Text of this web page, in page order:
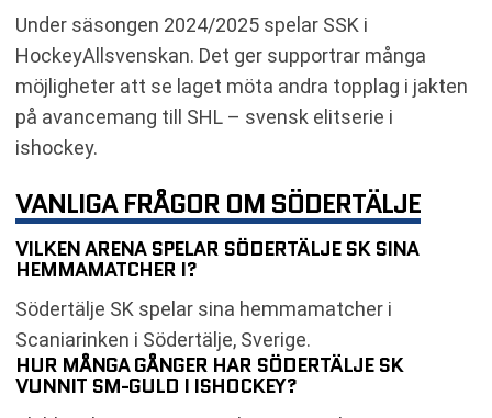
Under säsongen 2024/2025 spelar SSK i
HockeyAllsvenskan. Det ger supportrar många
möjligheter att se laget möta andra topplag i jakten
på avancemang till SHL – svensk elitserie i
ishockey.
VANLIGA FRÅGOR OM SÖDERTÄLJE
VILKEN ARENA SPELAR SÖDERTÄLJE SK SINA
HEMMAMATCHER I?
Södertälje SK spelar sina hemmamatcher i
Scaniarinken i Södertälje, Sverige.
HUR MÅNGA GÅNGER HAR SÖDERTÄLJE SK
VUNNIT SM-GULD I ISHOCKEY?